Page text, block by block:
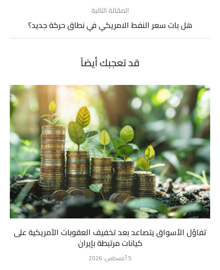
المقالة التالية
هل بات سعر النفط الامريكي في نطاق حركة جديد؟
قد تعجبك أيضاً
تفاؤل الأسواق يتصاعد بعد تخفيف العقوبات الأمريكية على
كيانات مرتبطة بإيران
5 أغسطس، 2026